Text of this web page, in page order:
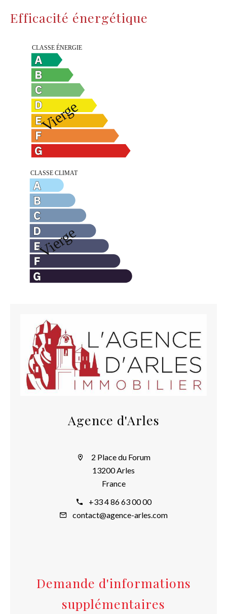
Efficacité énergétique
Agence d'Arles
2 Place du Forum
13200 Arles
France
+33 4 86 63 00 00
contact@agence-arles.com
Demande d'informations
supplémentaires